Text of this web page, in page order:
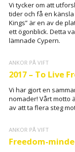
Vi tycker om att
tider och få en
Kings” är en av de
ett ögonblick. Detta
lämnade Cypern.
ANKOR PÅ VIFT
2017 – To Live
Vi har gjort en
nomader! Vårt motto
av att ta flera steg
ANKOR PÅ VIFT
Freedom-